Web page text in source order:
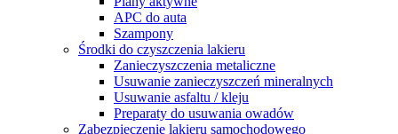
APC do auta
Szampony
Środki do czyszczenia lakieru
Zanieczyszczenia metaliczne
Usuwanie zanieczyszczeń mineralnych
Usuwanie asfaltu / kleju
Preparaty do usuwania owadów
Zabezpieczenie lakieru samochodowego